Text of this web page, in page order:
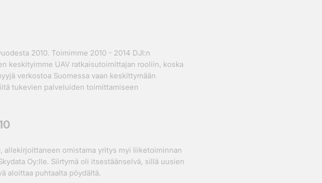
2010. Toimimme 2010 - 2014 DJI:n
keskityimme UAV ratkaisutoimittajan rooliin, koska
verkostoa Suomessa vaan keskittymään
tukevien palveluiden toimittamiseen
allekirjoittaneen omistama yritys myi liiketoiminnan
Oy:lle. Siirtymä oli itsestäänselvä, sillä uusien
aloittaa puhtaalta pöydältä.